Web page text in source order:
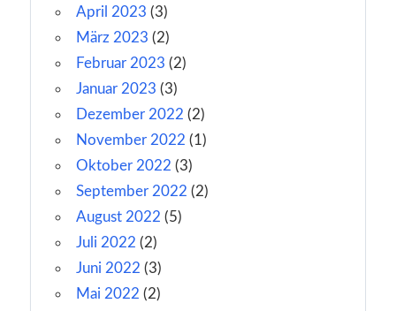
April 2023 (3)
März 2023 (2)
Februar 2023 (2)
Januar 2023 (3)
Dezember 2022 (2)
November 2022 (1)
Oktober 2022 (3)
September 2022 (2)
August 2022 (5)
Juli 2022 (2)
Juni 2022 (3)
Mai 2022 (2)